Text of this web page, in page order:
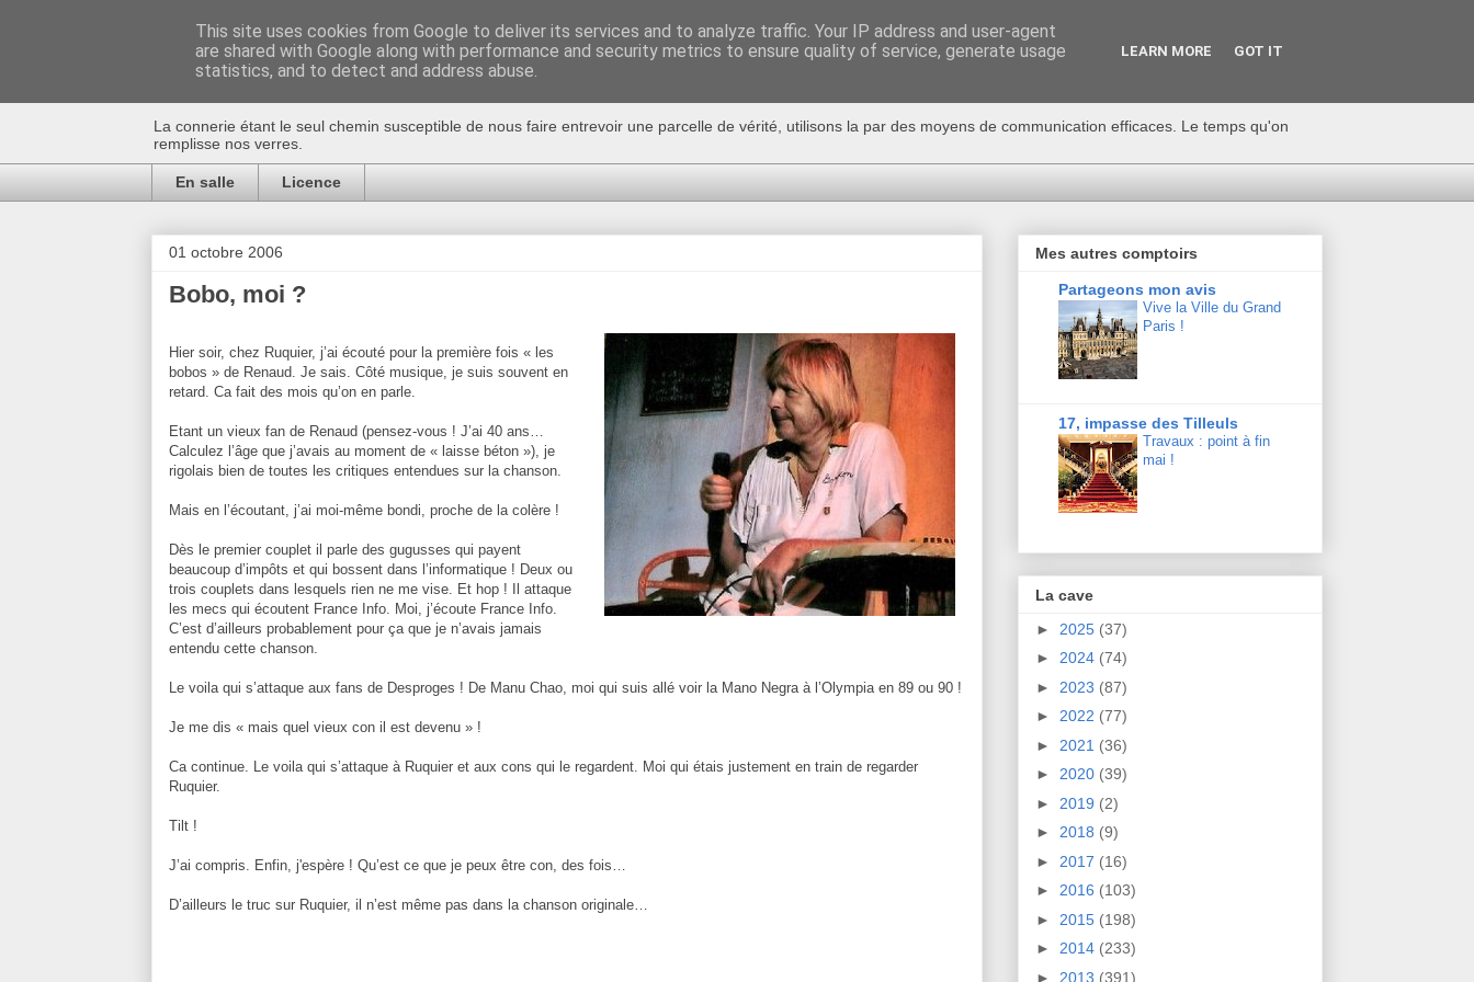
Au bistro !
La connerie étant le seul chemin susceptible de nous faire entrevoir une parcelle de vérité, utilisons la par des moyens de communication efficaces. Le temps qu'on
remplisse nos verres.
En salle Licence
01 octobre 2006
Bobo, moi ?
Hier soir, chez Ruquier, j’ai écouté pour la première fois « les
bobos » de Renaud. Je sais. Côté musique, je suis souvent en
retard. Ca fait des mois qu’on en parle.
Etant un vieux fan de Renaud (pensez-vous ! J’ai 40 ans…
Calculez l’âge que j’avais au moment de « laisse béton »), je
rigolais bien de toutes les critiques entendues sur la chanson.
Mais en l’écoutant, j’ai moi-même bondi, proche de la colère !
Dès le premier couplet il parle des gugusses qui payent
beaucoup d’impôts et qui bossent dans l’informatique ! Deux ou
trois couplets dans lesquels rien ne me vise. Et hop ! Il attaque
les mecs qui écoutent France Info. Moi, j’écoute France Info.
C’est d’ailleurs probablement pour ça que je n’avais jamais
entendu cette chanson.
Le voila qui s’attaque aux fans de Desproges ! De Manu Chao, moi qui suis allé voir la Mano Negra à l’Olympia en 89 ou 90 !
Je me dis « mais quel vieux con il est devenu » !
Ca continue. Le voila qui s’attaque à Ruquier et aux cons qui le regardent. Moi qui étais justement en train de regarder
Ruquier.
Tilt !
J’ai compris. Enfin, j'espère ! Qu’est ce que je peux être con, des fois…
D’ailleurs le truc sur Ruquier, il n’est même pas dans la chanson originale…
Mes autres comptoirs
Partageons mon avis
Vive la Ville du Grand
Paris !
17, impasse des Tilleuls
Travaux : point à fin
mai !
La cave
► 2025 (37)
► 2024 (74)
► 2023 (87)
► 2022 (77)
► 2021 (36)
► 2020 (39)
► 2019 (2)
► 2018 (9)
► 2017 (16)
► 2016 (103)
► 2015 (198)
► 2014 (233)
► 2013 (391)
This site uses cookies from Google to deliver its services and to analyze traffic. Your IP address and user-agent
are shared with Google along with performance and security metrics to ensure quality of service, generate usage
statistics, and to detect and address abuse.
LEARN MORE GOT IT